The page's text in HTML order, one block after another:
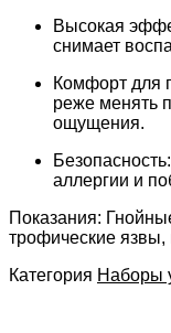
CP55
шт;
Высокая
снимает
Комфорт для
реже менять
ощущения.
Безопасность:
аллергии и
Показания:
трофические
Категория Наборы